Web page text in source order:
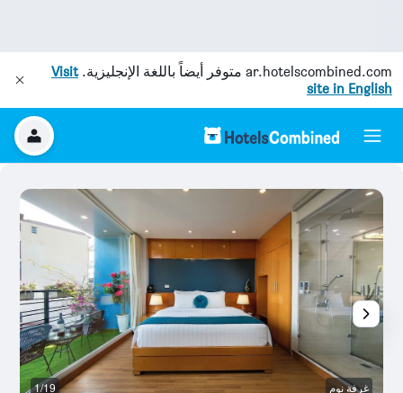
ar.hotelscombined.com متوفر أيضاً باللغة الإنجليزية.Visit
site in English
غرفة نوم 1/19